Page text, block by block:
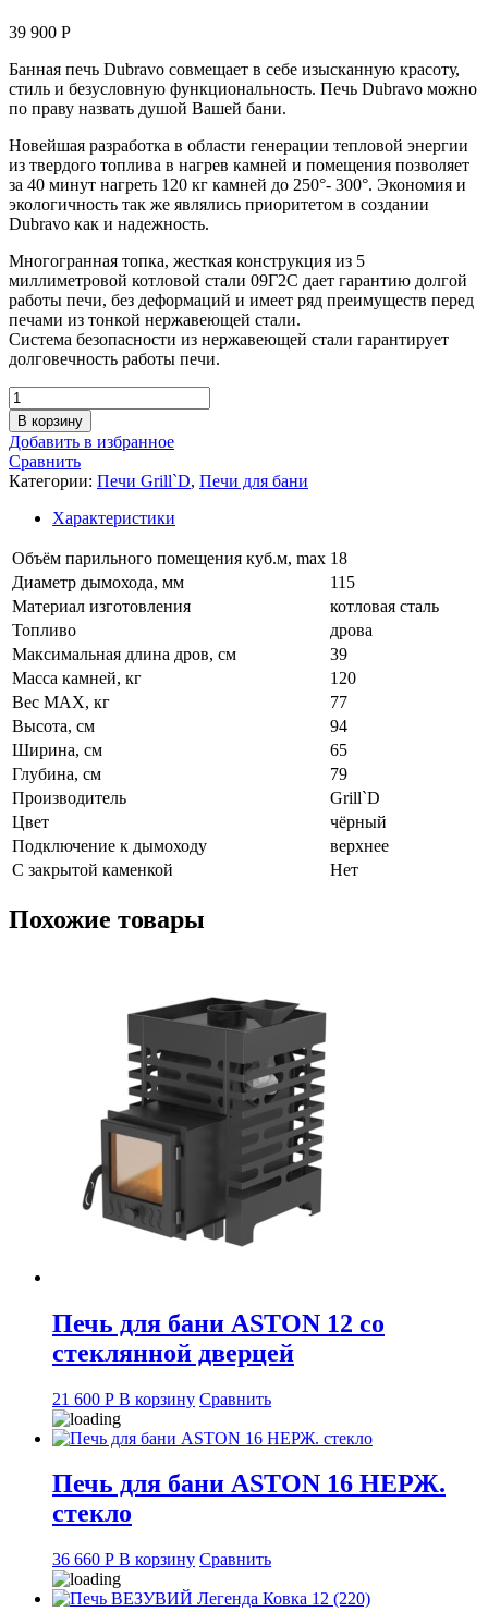
39 900 Р
Банная печь Dubravo совмещает в себе изысканную красоту,
стиль и безусловную функциональность. Печь Dubravo можно
по праву назвать душой Вашей бани.
Новейшая разработка в области генерации тепловой энергии
из твердого топлива в нагрев камней и помещения позволяет
за 40 минут нагреть 120 кг камней до 250°- 300°. Экономия и
экологичность так же являлись приоритетом в создании
Dubravo как и надежность.
Многогранная топка, жесткая конструкция из 5
миллиметровой котловой стали 09Г2С дает гарантию долгой
работы печи, без деформаций и имеет ряд преимуществ перед
печами из тонкой нержавеющей стали.
Система безопасности из нержавеющей стали гарантирует
долговечность работы печи.
Количество
товара
Дровяная
банная
печь
Grill'D
Dubravo
Short
со
стеклом)
В корзину
Добавить в избранное
Сравнить
Категории: Печи Grill`D, Печи для бани
Характеристики
Объём парильного помещения куб.м, max 18
Диаметр дымохода, мм
115
Материал изготовления
котловая сталь
Топливо
дрова
Максимальная длина дров, см
39
Масса камней, кг
120
Вес МАХ, кг
77
Высота, см
94
Ширина, см
65
Глубина, см
79
Производитель
Grill`D
Цвет
чёрный
Подключение к дымоходу
верхнее
С закрытой каменкой
Нет
Похожие товары
Печь для бани ASTON 12 со
стеклянной дверцей
21 600 Р В корзину Сравнить
Печь для бани ASTON 16 НЕРЖ.
стекло
36 660 Р В корзину Сравнить